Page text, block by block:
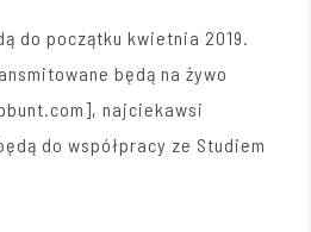
do początku kwietnia 2019.
będą na żywo
najciekawsi
do współpracy ze Studiem